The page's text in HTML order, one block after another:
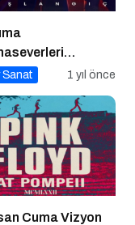
Yepyeni Filmler!
Sanat 1 yıl önce
Cuma Vizyon